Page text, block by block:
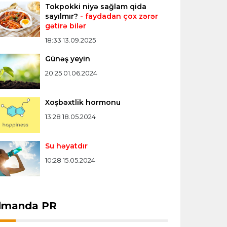
14:04 08.08.2026
millisi Avropa
növbəti qələbəsini
xəbərlər >>>
Tokpokki niyə sağlam qida
sayılmır? - faydadan çox zərər
gətirə bilər
18:33 13.09.2025
Günəş yeyin
20:25 01.06.2024
Xoşbəxtlik hormonu
13:28 18.05.2024
Su həyatdır
10:28 15.05.2024
PR